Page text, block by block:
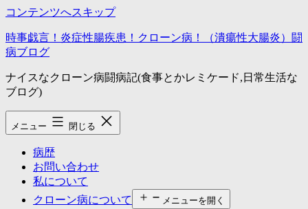
コンテンツへスキップ
時事戯言！炎症性腸疾患！クローン病！（潰瘍性大腸炎）闘
病ブログ
ナイスなクローン病闘病記(食事とかレミケード,日常生活な
ブログ)
メニュー 閉じる
病歴
お問い合わせ
私について
クローン病について
メニューを開く